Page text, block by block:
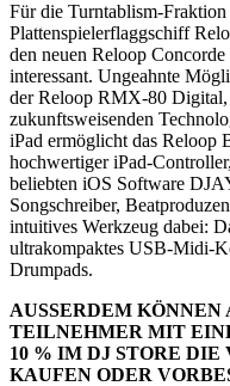
Für die Turntablism-
Plattenspielerflaggschiff
den neuen Reloop Concorde
interessant. Ungeahnte
der Reloop RMX-80
zukunftsweisenden
iPad ermöglicht das Reloop
hochwertiger iPad-
beliebten iOS Software
Songschreiber,
intuitives Werkzeug dabei:
ultrakompaktes USB-Midi-
Drumpads.
AUSSERDEM KÖNNEN
TEILNEHMER MIT
10 % IM DJ STORE
KAUFEN ODER